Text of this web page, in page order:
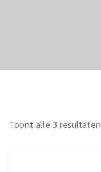
Toont alle 3 resultaten